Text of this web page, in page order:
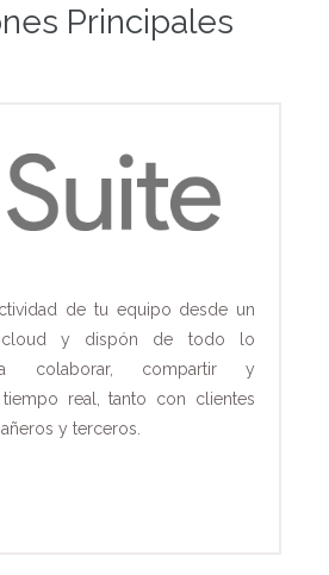
Principales
de tu equipo desde un
cloud y dispón de todo lo
colaborar, compartir y
real, tanto con clientes
y terceros.